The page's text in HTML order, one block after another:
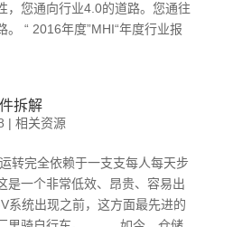
，您通向行业4.0的道路。您通往
“ 2016年度”MHI“年度行业报
拆解
| 相关资源
完全依赖于一支支每人每天步
是一个非常低效、昂贵、容易出
系统出现之前，这方面最先进的